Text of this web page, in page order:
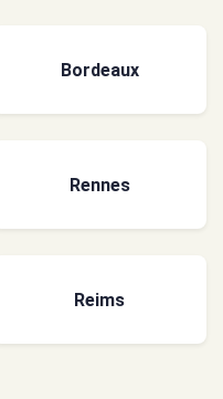
Bordeaux
Rennes
Reims